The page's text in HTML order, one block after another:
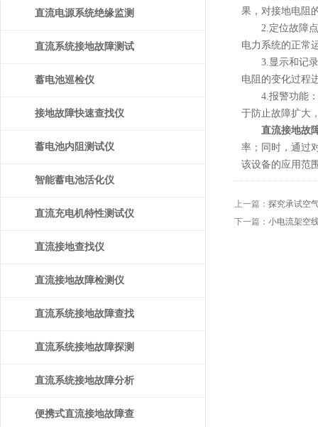
直流电源系统绝缘监测
装置
直流系统接地故障测试
仪
蓄电池巡检仪
接地故障快速查找仪
蓄电池内阻测试仪
智能蓄电池活化仪
直流充电机特性测试仪
直流接地查找仪
直流接地故障检测仪
直流系统接地故障查找
仪
直流系统接地故障探测
仪
直流系统接地故障分析
仪
便携式直流接地故障查
果，对接地电阻
2.定位故障点
电力系统的正常
3.显示和记录
电阻的变化过程
4.报警功能：
于防止故障扩大
直流接地故
率；同时，通过
该设备的应用范
上一篇： 探究承试空
下一篇： 小电流架空